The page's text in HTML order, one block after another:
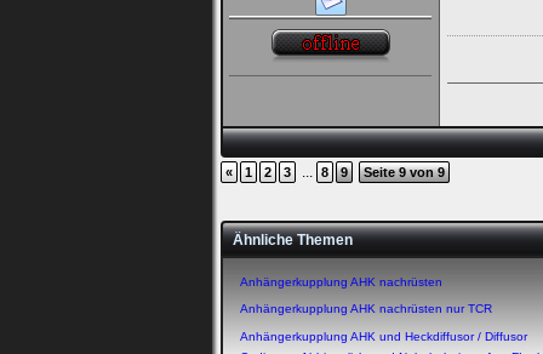
« 1 2 3 ... 8 9 Seite 9 von 9
Ähnliche Themen
Anhängerkupplung AHK nachrüsten
Anhängerkupplung AHK nachrüsten nur TCR
Anhängerkupplung AHK und Heckdiffusor / Diffusor